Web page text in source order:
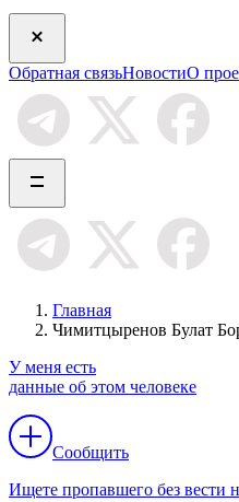
Обратная связьНовостиО
Главная
Чимитцыренов Булат
У меня есть
данные об этом человеке
Сообщить
Ищете пропавшего без вести